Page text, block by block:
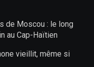
de Moscou : le long
au Cap-Haïtien
vieillit, même si